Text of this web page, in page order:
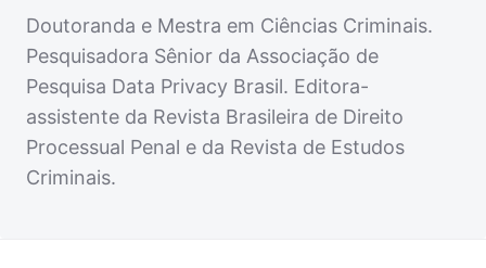
Doutoranda e Mestra em Ciências Criminais.
Pesquisadora Sênior da Associação de
Pesquisa Data Privacy Brasil. Editora-
assistente da Revista Brasileira de Direito
Processual Penal e da Revista de Estudos
Criminais.